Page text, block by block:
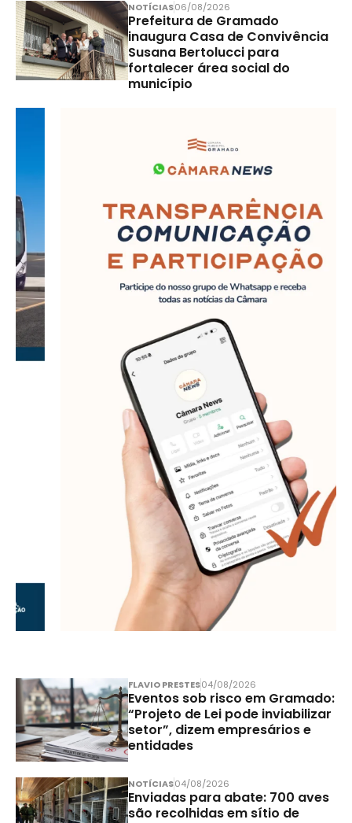
NOTÍCIAS06/08/2026
Prefeitura de Gramado
inaugura Casa de Convivência
Susana Bertolucci para
fortalecer área social do
município
FLAVIO PRESTES04/08/2026
Eventos sob risco em Gramado:
“Projeto de Lei pode inviabilizar
setor”, dizem empresários e
entidades
NOTÍCIAS04/08/2026
Enviadas para abate: 700 aves
são recolhidas em sítio de